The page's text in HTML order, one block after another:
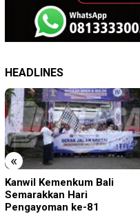
HEADLINES
«
Tragedi Proyek Masjid MIN 5
Madiun: Satu Nyawa
Melayang, K3 Dipertanyakan